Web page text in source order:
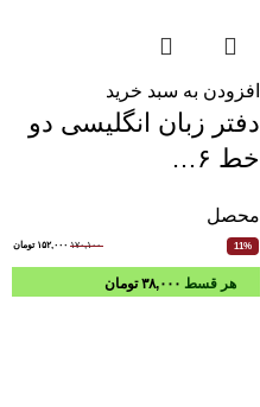
افزودن به سبد خرید
دفتر زبان انگلیسی دو
خط ۶…
محصل
11% ۱۷۰,۱۰۰ ۱۵۲,۰۰۰ تومان
هر قسط ۳۸,۰۰۰ تومان